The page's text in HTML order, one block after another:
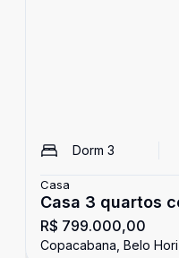
Dorm 3
Casa
Casa 3 quartos
R$ 799.000,00
Copacabana, Belo